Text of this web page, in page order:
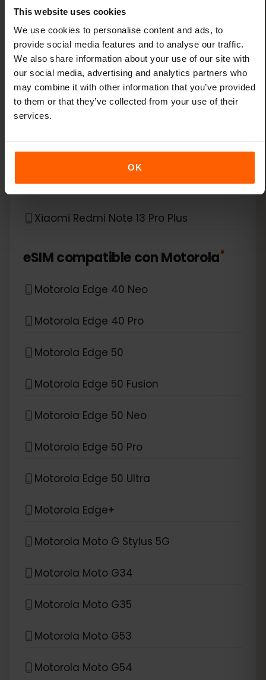
This website uses cookies
We use cookies to personalise content and ads, to
provide social media features and to analyse our traffic.
We also share information about your use of our site with
our social media, advertising and analytics partners who
may combine it with other information that you’ve provided
to them or that they’ve collected from your use of their
services.
OK
Xiaomi 14 Pro
Xiaomi 14T
Xiaomi 14T Pro
Xiaomi 15
Xiaomi Redmi Note 11 Pro 5G
Xiaomi Redmi Note 13 Pro
Xiaomi Redmi Note 13 Pro Plus
eSIM compatible conMotorola*
Motorola Edge 40 Neo
Motorola Edge 40 Pro
Motorola Edge 50
Motorola Edge 50 Fusion
Motorola Edge 50 Neo
Motorola Edge 50 Pro
Motorola Edge 50 Ultra
Motorola Edge+
Motorola Moto G Stylus 5G
Motorola Moto G34
Motorola Moto G35
Motorola Moto G53
Motorola Moto G54